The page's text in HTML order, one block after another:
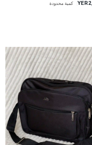
كمية محدودة